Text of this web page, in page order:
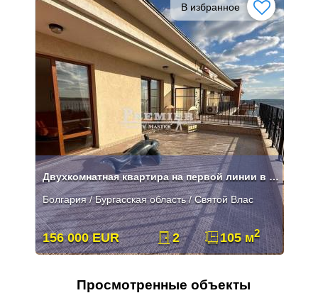
В избранное
Двухкомнатная квартира на первой линии в Святом Власе
Болгария / Бургасская область / Святой Влас
156 000 EUR 2 105 м2
Просмотренные объекты